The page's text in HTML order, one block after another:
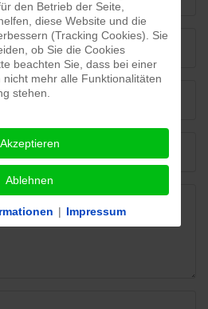
den Betrieb der Seite,
diese Website und die
(Tracking Cookies). Sie
ob Sie die Cookies
beachten Sie, dass bei einer
mehr alle Funktionalitäten
stehen.
Akzeptieren
Ablehnen
| Impressum